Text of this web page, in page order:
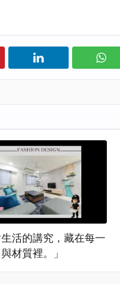
生活的講究，藏在每一
材質裡。」